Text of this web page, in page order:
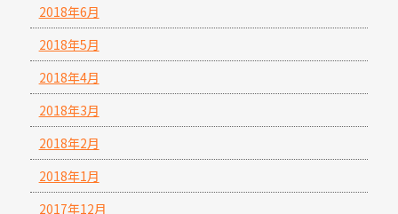
2018年6月
2018年5月
2018年4月
2018年3月
2018年2月
2018年1月
2017年12月